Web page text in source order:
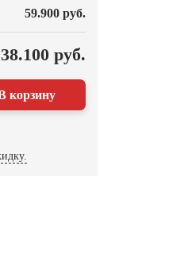
59.900 руб.
руб.
корзину